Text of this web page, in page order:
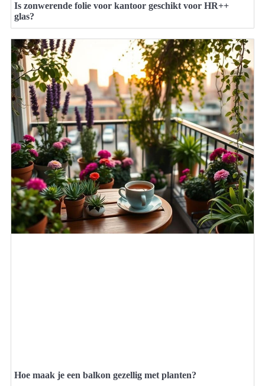
Is zonwerende folie voor kantoor geschikt voor HR++
glas?
Hoe maak je een balkon gezellig met planten?